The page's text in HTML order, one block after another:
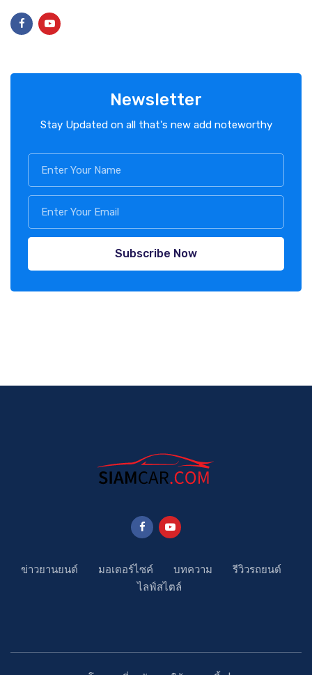
Newsletter
Stay Updated on all that's new add noteworthy
Subscribe Now
ข่าวยานยนต์ มอเตอร์ไซค์ บทความ
รีวิวรถยนต์
ไลฟ์สไตล์